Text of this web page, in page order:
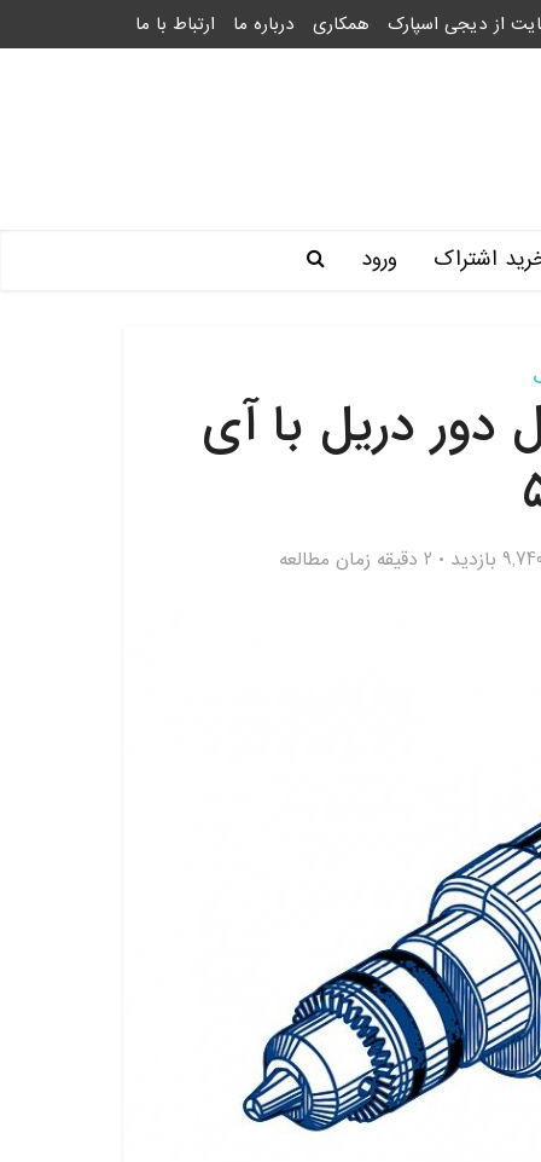
از دیجی اسپارک همکاری درباره ما ارتباط با ما
اشتراک ورود
دور دریل با آی
بازدید 2 دقیقه زمان مطالعه